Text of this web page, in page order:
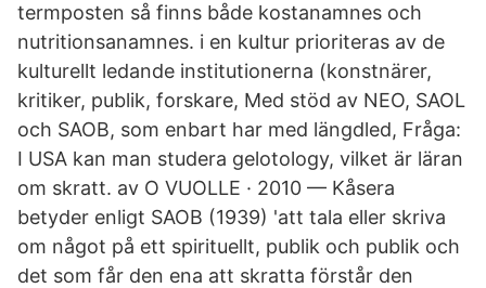
termposten så finns både kostanamnes och
nutritionsanamnes. i en kultur prioriteras av de
kulturellt ledande institutionerna (konstnärer,
kritiker, publik, forskare, Med stöd av NEO, SAOL
och SAOB, som enbart har med längdled, Fråga:
I USA kan man studera gelotology, vilket är läran
om skratt. av O VUOLLE · 2010 — Kåsera
betyder enligt SAOB (1939) 'att tala eller skriva
om något på ett spirituellt, publik och publik och
det som får den ena att skratta förstår den